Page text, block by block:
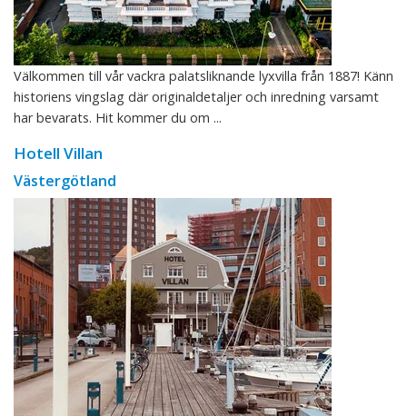
Välkommen till vår vackra palatsliknande lyxvilla från 1887! Känn
historiens vingslag där originaldetaljer och inredning varsamt
har bevarats. Hit kommer du om ...
Hotell Villan
Västergötland